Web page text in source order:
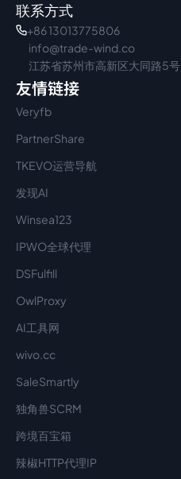
联系方式
+86 13013775806
info@trade-wind.co
江苏省苏州市高新区大同路5号
友情链接
Veryfb
PartnerShare
TKEVO运营导航
发现AI
Winsea123
IPWO全球代理
DSFulfill
OwlProxy
AI工具网
wivo.cc
SaleSmartly
独角兽SCRM
跨境百宝箱
辣椒HTTP代理IP